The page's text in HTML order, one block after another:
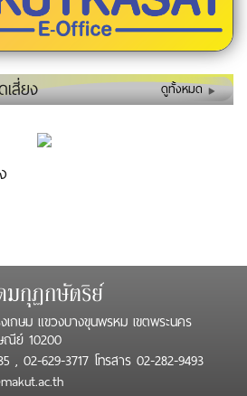
สี่ยง ดูทั้งหมด
มกุฏกษัตริย์
กษม แขวงบางขุนพรหม เขตพระนคร
ณีย์ 10200
, 02-629-3717 โทรสาร 02-282-9493